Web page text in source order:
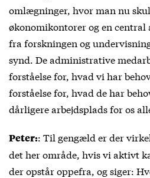
omlægninger, hvor man nu
økonomikontorer og en
fra forskningen og
synd. De administrative
forståelse for, hvad vi har
forståelse for, hvad de har
dårligere arbejdsplads for os
Peter:: Til gengæld er der
det her område, hvis vi aktivt
der opstår oppefra, og siger: